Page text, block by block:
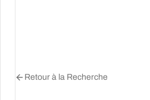
Retour à la Recherche